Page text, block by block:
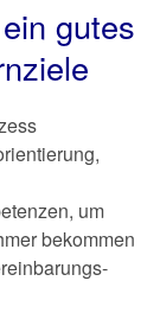
gutes
um
bekommen